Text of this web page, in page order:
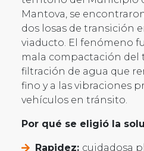
Mantova, se
dos losas de transición
viaducto. El fenómeno
mala compactación del
filtración de agua que
fino y a las vibraciones
vehículos en tránsito.
Por qué se eligió la
Rapidez: cuidadosa